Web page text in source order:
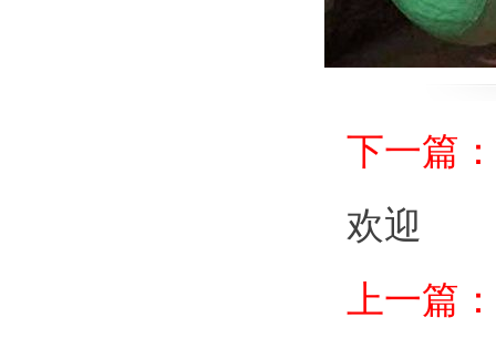
下一篇
欢迎
上一篇